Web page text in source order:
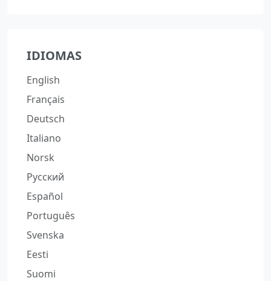
IDIOMAS
English
Français
Deutsch
Italiano
Norsk
Русский
Español
Português
Svenska
Eesti
Suomi